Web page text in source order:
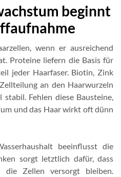
beginnt
wenn er ausreichend
Proteine liefern die Basis für
jeder Haarfaser. Biotin, Zink
an den Haarwurzeln
Fehlen diese Bausteine,
und das Haar wirkt oft dünn
beeinflusst die
sorgt letztlich dafür, dass
die Zellen versorgt bleiben.